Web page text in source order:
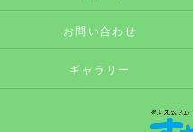
お問い合わせ
ギャラリー